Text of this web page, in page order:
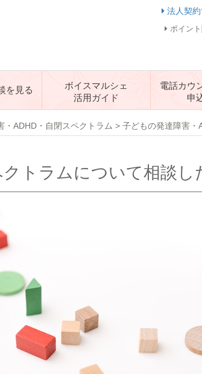
法人契
ポイン
を見る
ボイスマルシェ
活用ガイド
電話カウ
申
・ADHD・自閉スペクトラム > 子どもの発達障害・
トラムについて相談し